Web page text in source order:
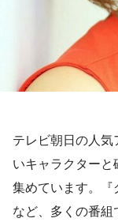
テレビ朝日の人気
いキャラクターと
集めています。『
など、多くの番組